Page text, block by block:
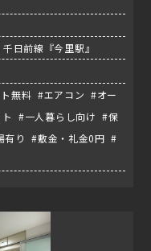
日前線『今里駅』
無料 #エアコン #オー
ト #一人暮らし向け #保
有り #敷金・礼金0円 #